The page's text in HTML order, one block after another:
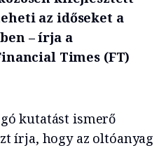
az időseket a
– írja a
Times (FT)
kutatást ismerő
írja, hogy az oltóanyag